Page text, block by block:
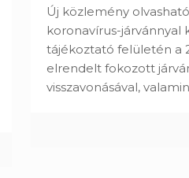
Új közlemény
koronavírus-járvánnyal
tájékoztató felületén a
elrendelt fokozott
visszavonásával,